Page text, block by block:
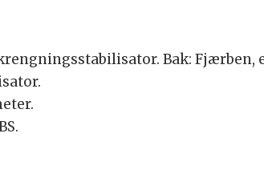
Bak: Fjærben,